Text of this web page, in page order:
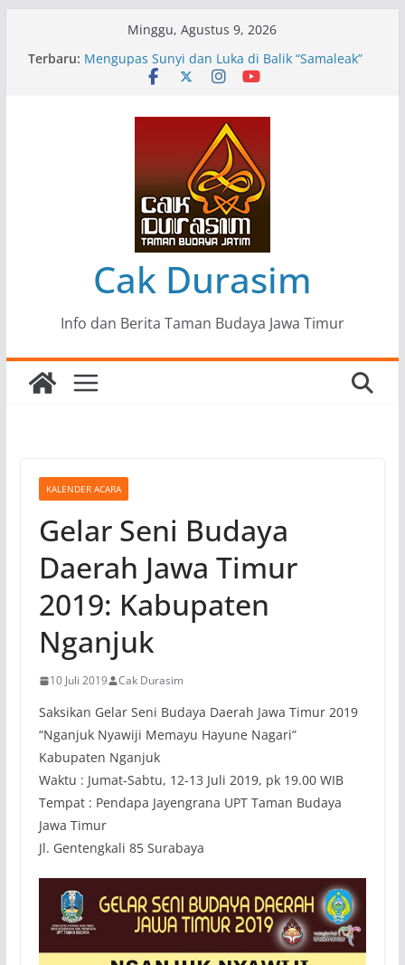
Minggu, Agustus 9, 2026
Terbaru: Pameran Lukisan Komunitas Patria Seni Rupa
Kota Blitar : Ketika “Bergerak” Menjadi Mantra
Mengupas Sunyi dan Luka di Balik “Samaleak”
Menjaga Marwah Seni dan Budaya: Catatan
Kunjungan Kerja Ir. Bambang Haryo Soekartono
(BHS) Anggota DPR RI ke Taman Budaya Jawa
Pameran Tunggal 35 Karya Agus Koecink
“Tumbang Tambang”, Ungkapan Kritis Tentang
Derita Pekerja Pertambangan
Cak Durasim
Info dan Berita Taman Budaya Jawa Timur
KALENDER ACARA
Gelar Seni Budaya
Daerah Jawa Timur
2019: Kabupaten
Nganjuk
10 Juli 2019 Cak Durasim
Saksikan Gelar Seni Budaya Daerah Jawa Timur 2019
“Nganjuk Nyawiji Memayu Hayune Nagari”
Kabupaten Nganjuk
Waktu : Jumat-Sabtu, 12-13 Juli 2019, pk 19.00 WIB
Tempat : Pendapa Jayengrana UPT Taman Budaya
Jawa Timur
Jl. Gentengkali 85 Surabaya